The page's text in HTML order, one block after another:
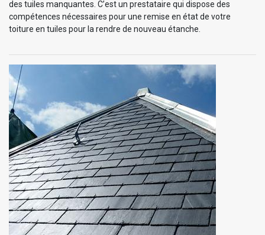
des tuiles manquantes. C’est un prestataire qui dispose des
compétences nécessaires pour une remise en état de votre
toiture en tuiles pour la rendre de nouveau étanche.